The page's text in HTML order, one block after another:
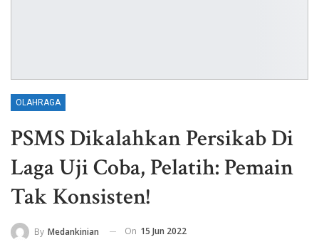
OLAHRAGA
PSMS Dikalahkan Persikab Di
Laga Uji Coba, Pelatih: Pemain
Tak Konsisten!
By Medankinian On 15 Jun 2022